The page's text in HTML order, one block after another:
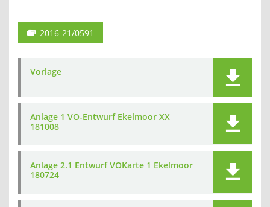
2016-21/0591
Vorlage
Anlage 1 VO-Entwurf Ekelmoor XX
181008
Anlage 2.1 Entwurf VOKarte 1 Ekelmoor
180724